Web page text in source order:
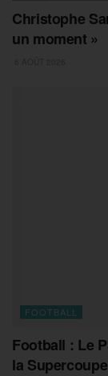
Christophe
un moment »
FOOTBALL
Football : Le
la